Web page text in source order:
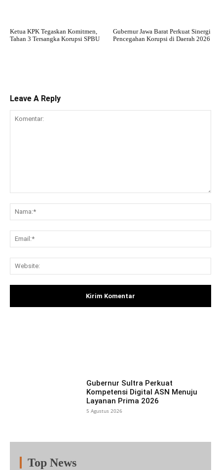
Ketua KPK Tegaskan Komitmen,
Tahan 3 Tersangka Korupsi SPBU
Gubernur Jawa Barat Perkuat Sinergi
Pencegahan Korupsi di Daerah 2026
Leave A Reply
Gubernur Sultra Perkuat
Kompetensi Digital ASN Menuju
Layanan Prima 2026
5 Agustus 2026
Top News